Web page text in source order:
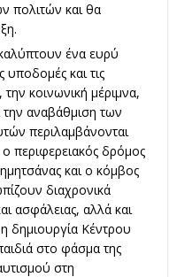
πολιτών και θα
ένα ευρύ
και τις
κοινωνική μέριμνα,
την αναβάθμιση των
περιλαμβάνονται
περιφερειακός δρόμος
και ο κόμβος
διαχρονικά
ασφάλειας, αλλά και
δημιουργία Κέντρου
στο φάσμα της
στη